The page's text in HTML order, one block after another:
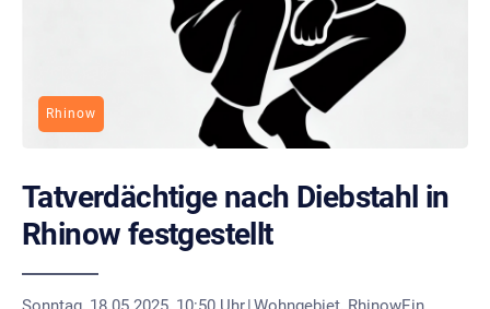
Rhinow
Tatverdächtige nach Diebstahl in
Rhinow festgestellt